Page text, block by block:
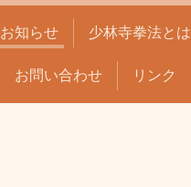
お知らせ 少林寺拳法とは
お問い合わせ リンク